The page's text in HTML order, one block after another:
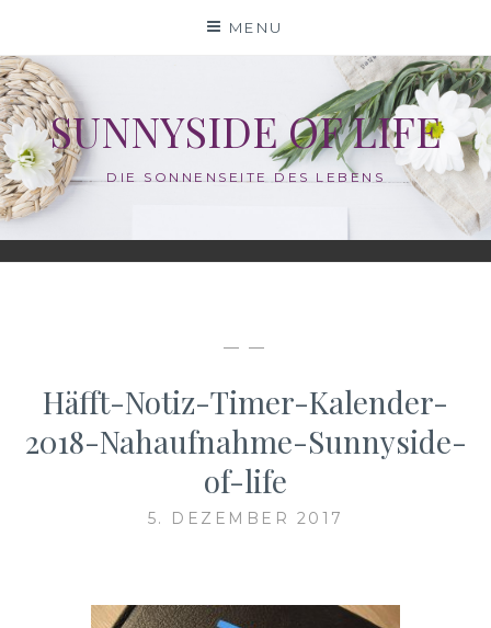
content
MENU
SUNNYSIDE OF LIFE
DIE SONNENSEITE DES LEBENS
— —
Häfft-Notiz-Timer-Kalender-
2018-Nahaufnahme-Sunnyside-
of-life
5. DEZEMBER 2017